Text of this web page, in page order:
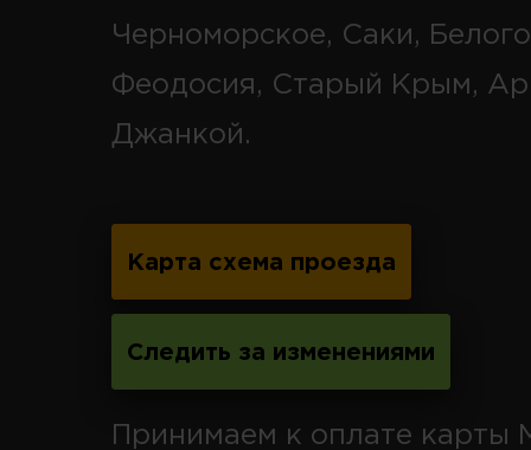
Черноморское, Саки,
Феодосия, Старый Крым,
Джанкой.
Карта схема проезда
Следить за изменениями
Принимаем к оплате карты